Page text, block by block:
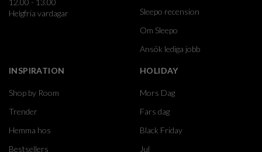
12.00 - 13.00
Helgfria vardagar
Sleepo recension
Om Sleepo
Ansök lediga jobb
INSPIRATION
Shop by Room
Trender
Hemma hos
Bestsellers
HOLIDAY
Mors Dag
Fars dag
Black Friday
Jul